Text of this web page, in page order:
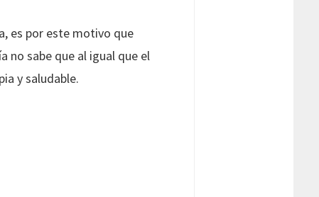
es por este motivo que
no sabe que al igual que el
y saludable.